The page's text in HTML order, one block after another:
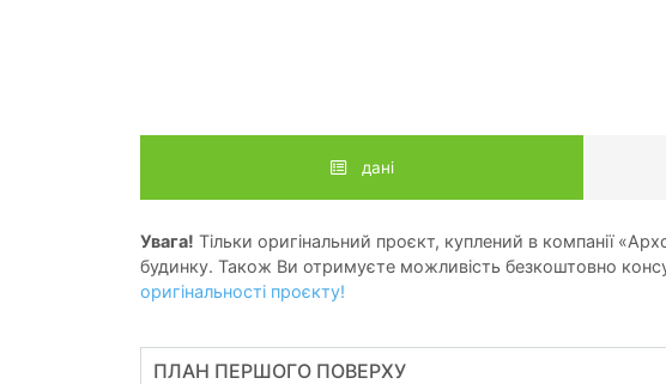
дані
Увага! Тільки оригінальний проєкт, куплений в компанії
будинку. Також Ви отримуєте можливість безкоштовно
оригінальності проєкту!
ПЛАН ПЕРШОГО ПОВЕРХУ